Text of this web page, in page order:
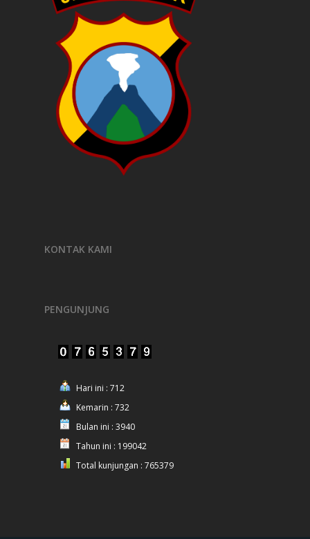
KONTAK KAMI
PENGUNJUNG
Hari ini : 712
Kemarin : 732
Bulan ini : 3940
Tahun ini : 199042
Total kunjungan : 765379